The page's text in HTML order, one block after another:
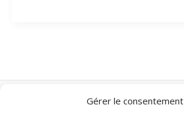
Gérer le consentement